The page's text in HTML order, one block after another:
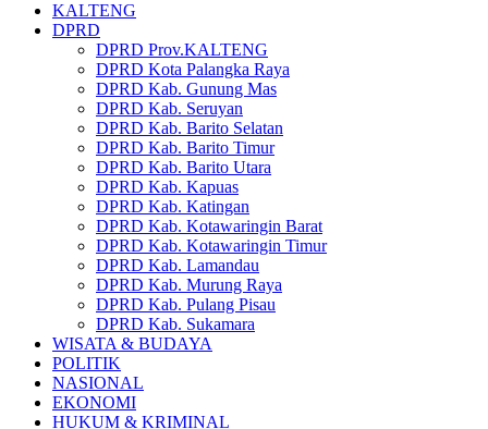
KALTENG
DPRD
DPRD Prov.KALTENG
DPRD Kota Palangka Raya
DPRD Kab. Gunung Mas
DPRD Kab. Seruyan
DPRD Kab. Barito Selatan
DPRD Kab. Barito Timur
DPRD Kab. Barito Utara
DPRD Kab. Kapuas
DPRD Kab. Katingan
DPRD Kab. Kotawaringin Barat
DPRD Kab. Kotawaringin Timur
DPRD Kab. Lamandau
DPRD Kab. Murung Raya
DPRD Kab. Pulang Pisau
DPRD Kab. Sukamara
WISATA & BUDAYA
POLITIK
NASIONAL
EKONOMI
HUKUM & KRIMINAL